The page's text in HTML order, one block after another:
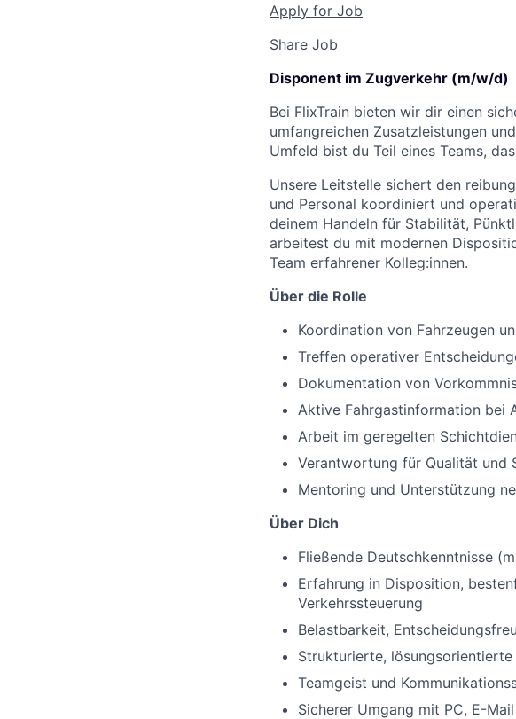
Apply for Job
Share Job
Disponent im Zugverkehr (m/w/d)
Bei FlixTrain bieten wir dir einen
umfangreichen Zusatzleistungen
Umfeld bist du Teil eines Teams,
Unsere Leitstelle sichert den
und Personal koordiniert und
deinem Handeln für Stabilität,
arbeitest du mit modernen
Team erfahrener Kolleg:innen.
Über die Rolle
Koordination von Fahrzeugen
Treffen operativer
Dokumentation von
Aktive Fahrgastinformation bei
Arbeit im geregelten
Verantwortung für Qualität und
Mentoring und Unterstützung
Über Dich
Fließende Deutschkenntnisse
Erfahrung in Disposition,
Verkehrssteuerung
Belastbarkeit,
Strukturierte,
Teamgeist und
Sicherer Umgang mit PC, E-